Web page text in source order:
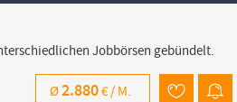
Jobbörsen gebündelt.
Ø2.880€ / M.